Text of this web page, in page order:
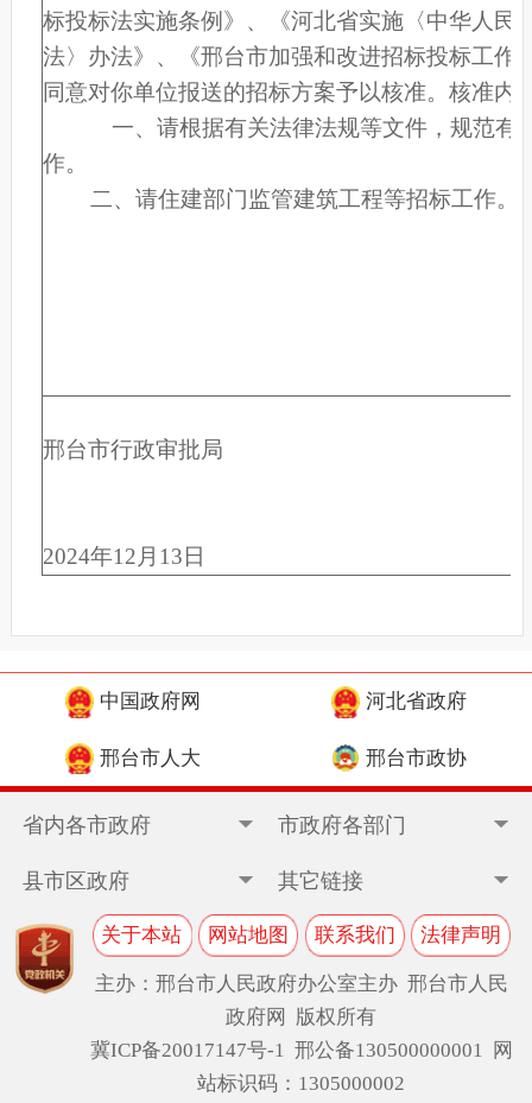
标投标法实施条例》、《河北省实施〈中华人民
法〉办法》、《邢台市加强和改进招标投标工作
同意对你单位报送的招标方案予以核准。核准内
一、请根据有关法律法规等文件，规范有
作。
二、请住建部门监管建筑工程等招标工作。
邢台市行政审批局
2024年12月13日
中国政府网 河北省政府
邢台市人大 邢台市政协
省内各市政府 市政府各部门
县市区政府 其它链接
关于本站 网站地图 联系我们 法律声明
主办：邢台市人民政府办公室主办 邢台市人民
政府网 版权所有
冀ICP备20017147号-1 邢公备130500000001 网
站标识码：1305000002